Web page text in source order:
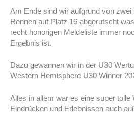
Am Ende sind wir aufgrund von
Rennen auf Platz 16 abgerutscht
recht honorigen Meldeliste immer
Ergebnis ist.
Dazu gewannen wir in der U30
Western Hemisphere U30 Winner
Alles in allem war es eine super tolle
Eindrücken und Erlebnissen auch